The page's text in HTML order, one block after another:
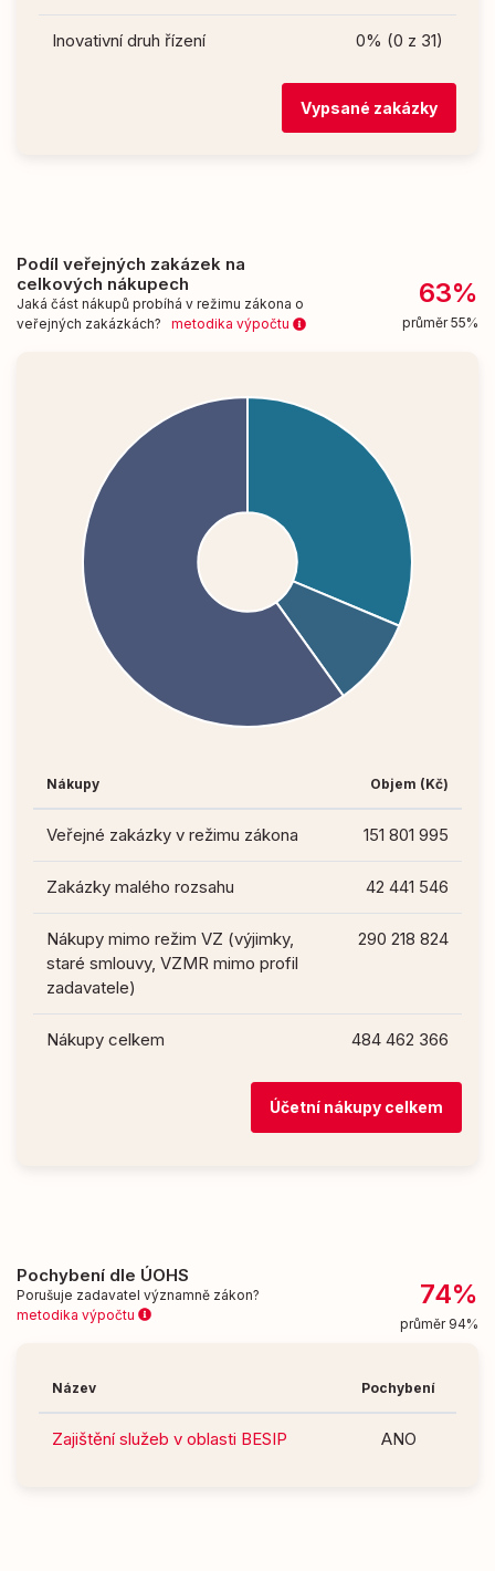
Inovativní druh řízení 0% (0 z 31)
Vypsané zakázky
Podíl veřejných zakázek na
celkových nákupech
Jaká část nákupů probíhá v režimu zákona o
veřejných zakázkách? metodika výpočtu
63%
průměr 55%
Nákupy Objem (Kč)
Veřejné zakázky v režimu zákona 151 801 995
Zakázky malého rozsahu 42 441 546
Nákupy mimo režim VZ (výjimky,
staré smlouvy, VZMR mimo profil
zadavatele)
290 218 824
Nákupy celkem 484 462 366
Účetní nákupy celkem
Pochybení dle ÚOHS
Porušuje zadavatel významně zákon?
metodika výpočtu
74%
průměr 94%
Název Pochybení
Zajištění služeb v oblasti BESIP ANO